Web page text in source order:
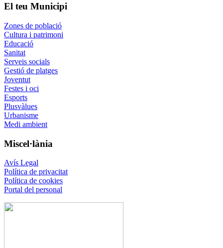
El teu Municipi
Zones de població
Cultura i patrimoni
Educació
Sanitat
Serveis socials
Gestió de platges
Joventut
Festes i oci
Esports
Plusvàlues
Urbanisme
Medi ambient
Miscel·lània
Avís Legal
Política de privacitat
Política de cookies
Portal del personal